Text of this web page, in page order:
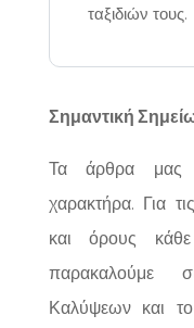
ταξιδιών τους.
Σημαντική
Τα άρθρα μας
χαρακτήρα. Για
και όρους κάθε
παρακαλούμε
Καλύψεων και